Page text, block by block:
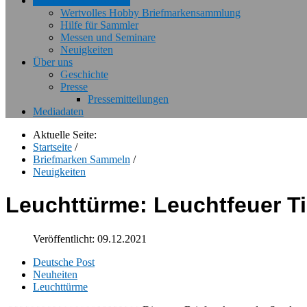
Wertvolles Hobby Briefmarkensammlung
Hilfe für Sammler
Messen und Seminare
Neuigkeiten
Über uns
Geschichte
Presse
Pressemitteilungen
Mediadaten
Aktuelle Seite:
Startseite /
Briefmarken Sammeln /
Neuigkeiten
Leuchttürme: Leuchtfeuer
Veröffentlicht: 09.12.2021
Deutsche Post
Neuheiten
Leuchttürme